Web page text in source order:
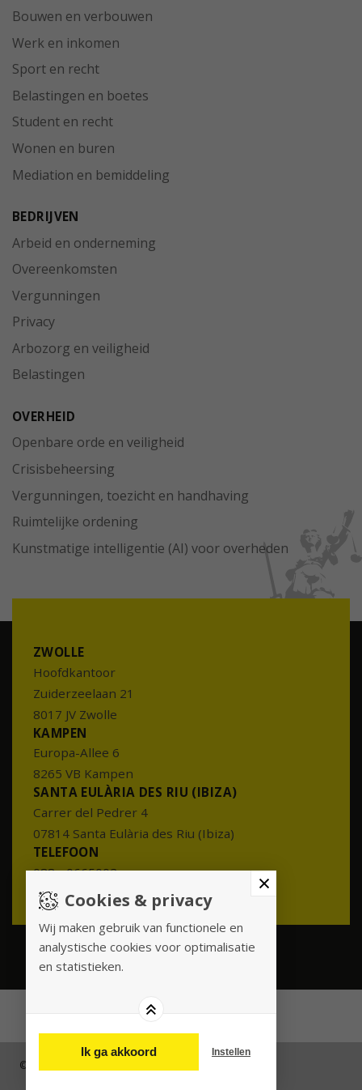
Bouwen en verbouwen
Werk en inkomen
Sport en recht
Belastingen en boetes
Student en recht
Wonen en buren
Mediation en bemiddeling
BEDRIJVEN
Arbeid en onderneming
Overeenkomsten
Vergunningen
Privacy
Arbozorg en veiligheid
Belastingen
OVERHEID
Openbare orde en veiligheid
Crisisbeheersing
Vergunningen, toezicht en handhaving
Ruimtelijke ordening
Kunstmatige intelligentie (AI) voor overheden
ZWOLLE
Hoofdkantoor
Zuiderzeelaan 21
8017 JV Zwolle
KAMPEN
Europa-Allee 6
8265 VB Kampen
SANTA EULÀRIA DES RIU (IBIZA)
Carrer del Pedrer 4
07814 Santa Eulària des Riu (Ibiza)
TELEFOON
088 - 0665002
info@meesterenmeester.nl
© 2026
Cookies & privacy
Wij maken gebruik van functionele en
analystische cookies voor optimalisatie
en statistieken.
Ik ga akkoord Instellen